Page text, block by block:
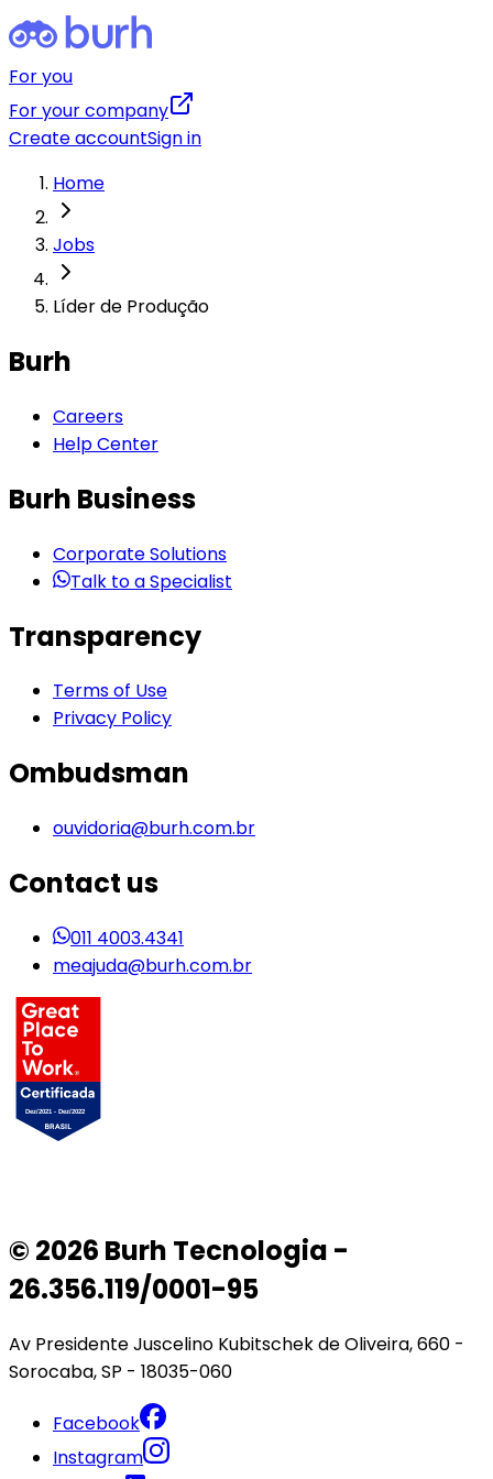
For you
For your company
Create accountSign in
Home
Jobs
Líder de Produção
Burh
Careers
Help Center
Burh Business
Corporate Solutions
Talk to a Specialist
Transparency
Terms of Use
Privacy Policy
Ombudsman
ouvidoria@burh.com.br
Contact us
011 4003.4341
meajuda@burh.com.br
© 2026 Burh Tecnologia -
26.356.119/0001-95
Av Presidente Juscelino Kubitschek de Oliveira, 660 -
Sorocaba, SP - 18035-060
Facebook
Instagram